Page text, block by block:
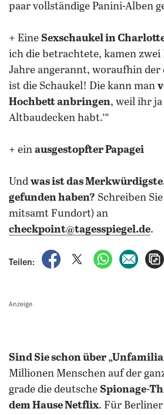
paar vollständige Panini-Alben
+ Eine Sexschaukel in
ich die betrachtete, kamen zwei
Jahre angerannt, woraufhin der
ist die Schaukel! Die kann man
Hochbett anbringen, weil ihr ja
Altbaudecken habt.‘“
+ ein ausgestopfter Papagei
Und was ist das
gefunden haben? Schreiben
mitsamt Fundort) an
checkpoint@tagesspiegel.de.
Teilen:
auf Facebook teilen
auf X teilen
per per
Anzeige
Sind Sie schon über
Millionen Menschen auf der
grade die deutsche Spionage-
dem Hause Netflix. Für